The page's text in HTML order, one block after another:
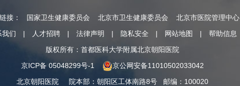
接： 国家卫生健康委员会 北京市卫生健康委员会
北京市医院管理中心
我们
| 人才招聘 | 法律声明 | 隐私安全 | 网站地图 |
帮助信息
版权所有：首都医科大学附属北京朝阳医院
京ICP备 05048299号-1
京公网安备11010502033042
北京朝阳医院
院本部 ： 朝阳区工体南路8号 邮编：100020